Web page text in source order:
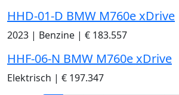
HHD-01-D BMW M760e xDrive
2023 | Benzine | € 183.557
HHF-06-N BMW M760e xDrive
Elektrisch | € 197.347